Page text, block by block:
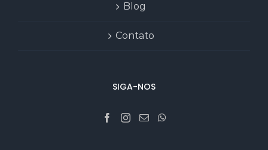
Blog
Contato
SIGA-NOS